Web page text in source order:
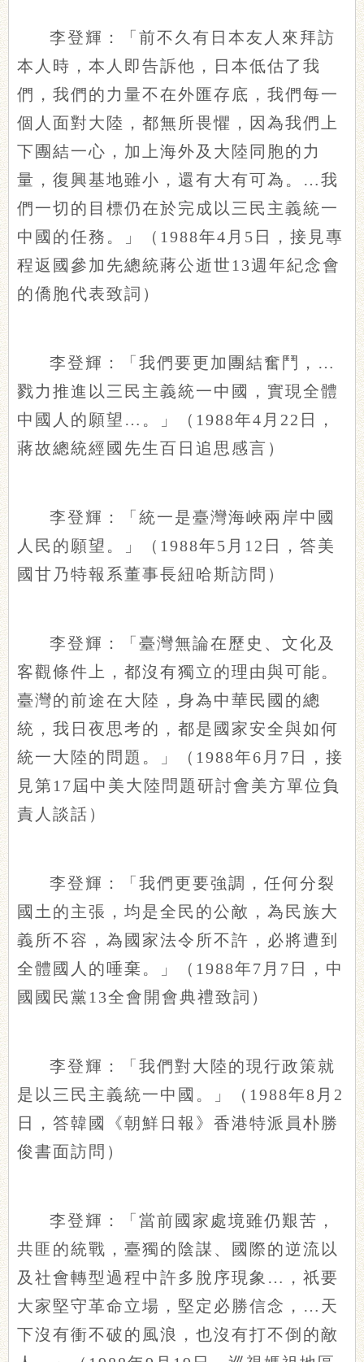
李登輝：「前不久有日本友人來拜訪
本人時，本人即告訴他，日本低估了我
們，我們的力量不在外匯存底，我們每一
個人面對大陸，都無所畏懼，因為我們上
下團結一心，加上海外及大陸同胞的力
量，復興基地雖小，還有大有可為。…我
們一切的目標仍在於完成以三民主義統一
中國的任務。」（1988年4月5日，接見專
程返國參加先總統蔣公逝世13週年紀念會
的僑胞代表致詞）
李登輝：「我們要更加團結奮鬥，…
戮力推進以三民主義統一中國，實現全體
中國人的願望…。」（1988年4月22日，
蔣故總統經國先生百日追思感言）
李登輝：「統一是臺灣海峽兩岸中國
人民的願望。」（1988年5月12日，答美
國甘乃特報系董事長紐哈斯訪問）
李登輝：「臺灣無論在歷史、文化及
客觀條件上，都沒有獨立的理由與可能。
臺灣的前途在大陸，身為中華民國的總
統，我日夜思考的，都是國家安全與如何
統一大陸的問題。」（1988年6月7日，接
見第17屆中美大陸問題研討會美方單位負
責人談話）
李登輝：「我們更要強調，任何分裂
國土的主張，均是全民的公敵，為民族大
義所不容，為國家法令所不許，必將遭到
全體國人的唾棄。」（1988年7月7日，中
國國民黨13全會開會典禮致詞）
李登輝：「我們對大陸的現行政策就
是以三民主義統一中國。」（1988年8月2
日，答韓國《朝鮮日報》香港特派員朴勝
俊書面訪問）
李登輝：「當前國家處境雖仍艱苦，
共匪的統戰，臺獨的陰謀、國際的逆流以
及社會轉型過程中許多脫序現象…，祇要
大家堅守革命立場，堅定必勝信念，…天
下沒有衝不破的風浪，也沒有打不倒的敵